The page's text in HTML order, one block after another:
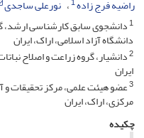
راضیه فرج زاده
نورعلی ساجدی
1دانشجوی سابق کارشناسی ارشد،
دانشگاه آزاد اسلامی، اراک، ایران
2دانشیار، گروه زراعت و اصلاح
ایران
3عضو هیئت علمی، مرکز تحقیقات و
مرکزی، اراک، ایران
چکیده